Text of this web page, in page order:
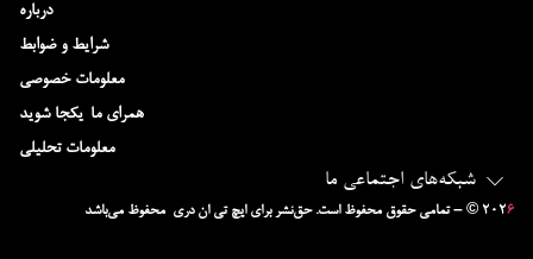
شبکه‌های اجتماعی ما
– © ۲۰۲۶ تمامی حقوق محفوظ است. حق‌نشر برای ایچ‌ تی‌ ان دری محفوظ می‌باشد
درباره
شرایط و ضوابط
معلومات خصوصی
همرای ما-یکجا شوید
معلومات تحلیلی